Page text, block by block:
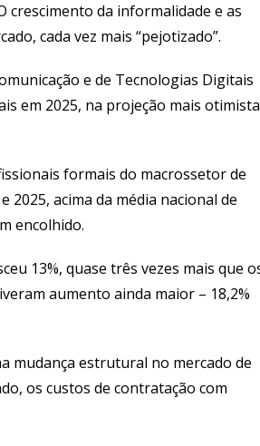
crescimento da informalidade e as
cada vez mais “pejotizado”.
e de Tecnologias Digitais
em 2025, na projeção mais
formais do macrossetor de
2025, acima da média nacional de
encolhido.
13%, quase três vezes mais que
aumento ainda maior – 18,2%
mudança estrutural no mercado de
os custos de contratação com